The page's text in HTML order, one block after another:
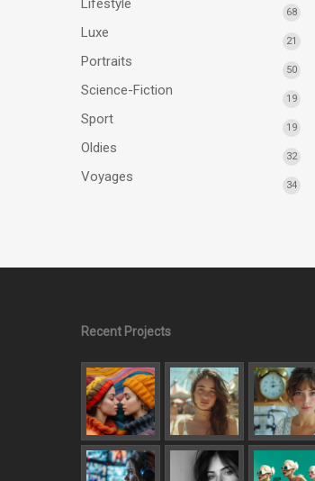
Lifestyle
68
Luxe
21
Portraits
50
Science-Fiction
19
Sport
19
Oldies
32
Voyages
34
Recent Projects